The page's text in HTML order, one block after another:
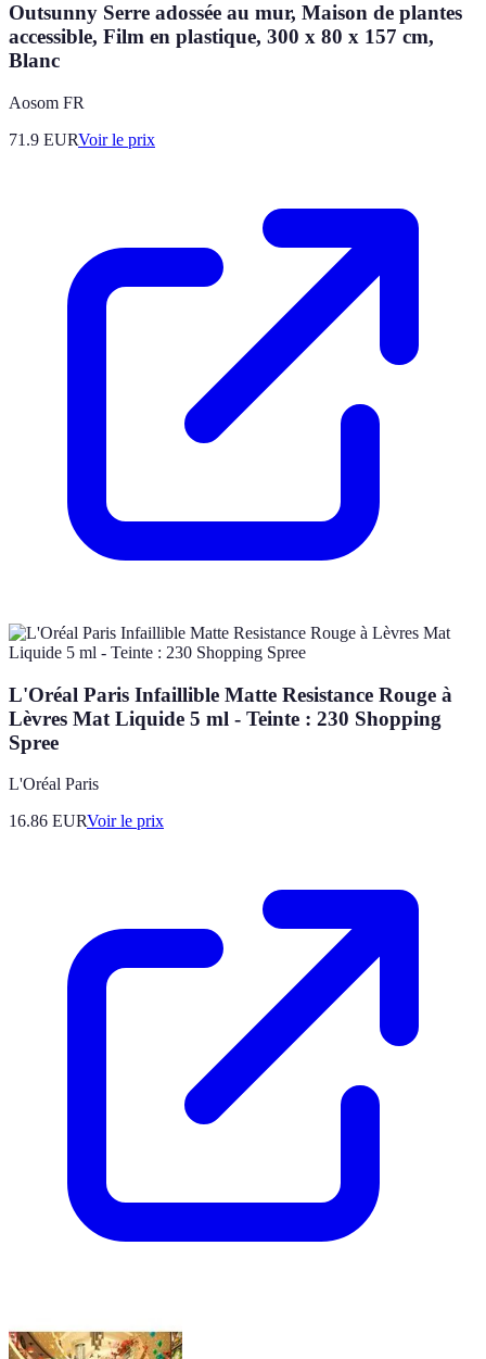
Outsunny Serre adossée au mur, Maison de plantes
accessible, Film en plastique, 300 x 80 x 157 cm,
Blanc
Aosom FR
71.9 EURVoir le prix
L'Oréal Paris Infaillible Matte Resistance Rouge à
Lèvres Mat Liquide 5 ml - Teinte : 230 Shopping
Spree
L'Oréal Paris
16.86 EURVoir le prix